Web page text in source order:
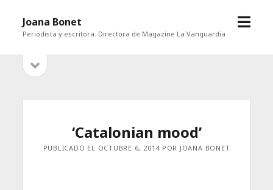
Joana Bonet
Periodista y escritora. Directora de Magazine La Vanguardia
abrir
Barrabarra
‘Catalonian mood’
PUBLICADO EL OCTUBRE 6, 2014 POR JOANA BONET